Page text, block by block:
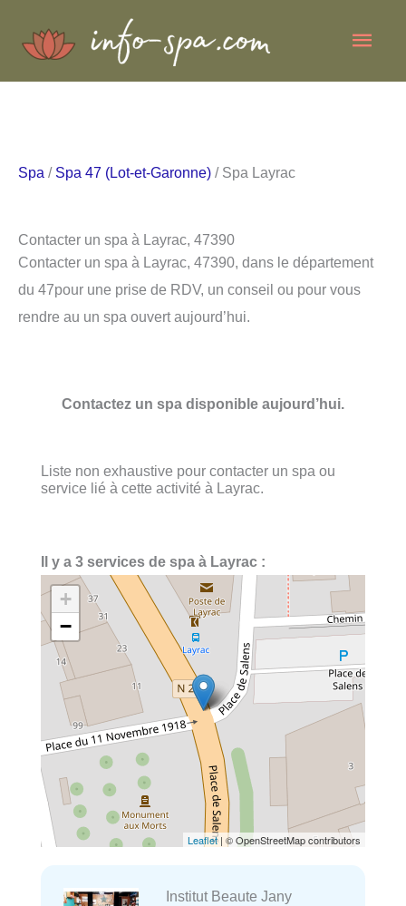
Spa / Spa 47 (Lot-et-Garonne) / Spa Layrac
Contacter un spa à Layrac, 47390
Contacter un spa à Layrac, 47390, dans le département
du 47pour une prise de RDV, un conseil ou pour vous
rendre au un spa ouvert aujourd’hui.
Contactez un spa disponible aujourd’hui.
Liste non exhaustive pour contacter un spa ou
service lié à cette activité à Layrac.
Il y a 3 services de spa à Layrac :
+
−
Leaflet| © OpenStreetMap contributors
Institut Beaute Jany